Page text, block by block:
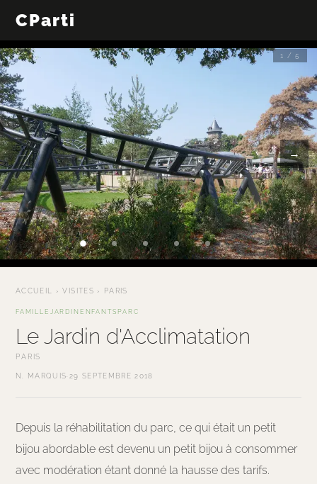
CParti
← →
1 / 5
ACCUEIL ›VISITES › PARIS
FAMILLE JARDIN ENFANTSPARC
Le Jardin d'Acclimatation
PARIS
N. MARQUIS· 29 SEPTEMBRE 2018
Depuis la réhabilitation du parc, ce qui était un petit
bijou abordable est devenu un petit bijou à consommer
avec modération étant donné la hausse des tarifs.